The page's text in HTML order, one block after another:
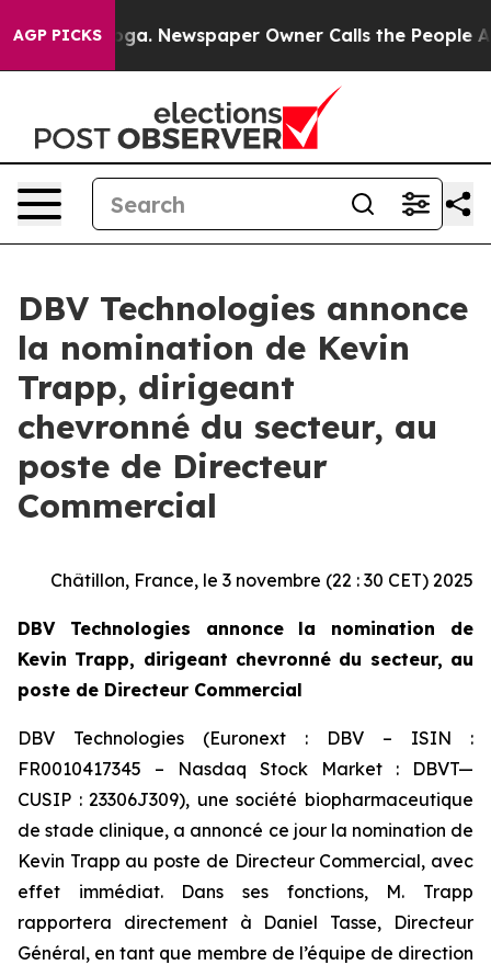
AGP PICKSNewspaper Owner Calls the People
DBV Technologies annonce
la nomination de Kevin
Trapp, dirigeant
chevronné du secteur, au
poste de Directeur
Commercial
Châtillon, France, le 3 novembre (22 : 30 CET) 2025
DBV Technologies annonce la nomination de
Kevin Trapp, dirigeant chevronné du secteur, au
poste de Directeur Commercial
DBV Technologies (Euronext : DBV – ISIN :
FR0010417345 – Nasdaq Stock Market : DBVT—
CUSIP : 23306J309), une société biopharmaceutique
de stade clinique, a annoncé ce jour la nomination de
Kevin Trapp au poste de Directeur Commercial, avec
effet immédiat. Dans ses fonctions, M. Trapp
rapportera directement à Daniel Tasse, Directeur
Général, en tant que membre de l’équipe de direction